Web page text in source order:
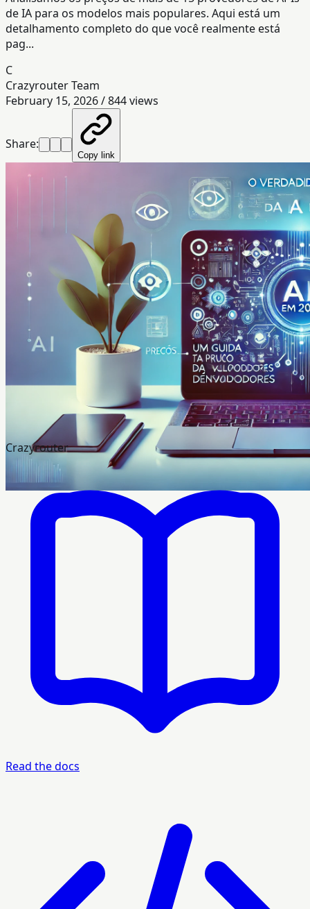
de IA para os modelos mais populares. Aqui está um
detalhamento completo do que você realmente está
pag...
C
Crazyrouter Team
February 15, 2026/844views
Share:
Copy link
Crazyrouter
Read the docs